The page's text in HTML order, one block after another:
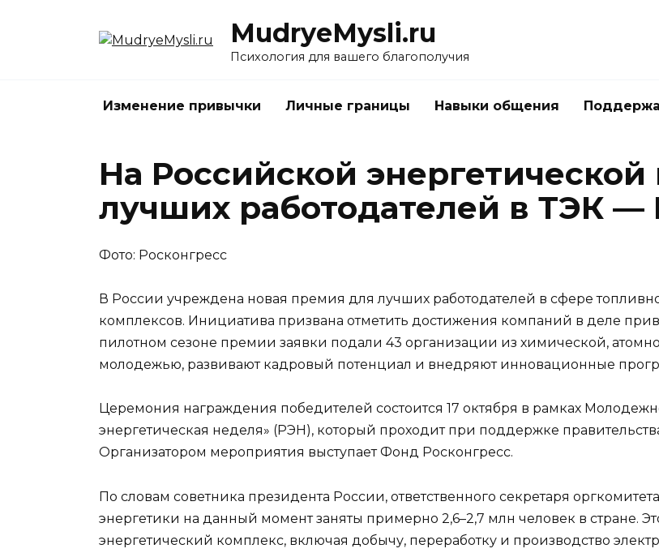
MudryeMysli.ru
Психология для вашего благополучия
Изменение привычки Личные границы Навыки общения
На Российской
лучших работодателей в ТЭК —
Фото: Росконгресс
В России учреждена новая премия для лучших работодателей в сфере
комплексов. Инициатива призвана отметить достижения компаний в деле
пилотном сезоне премии заявки подали 43 организации из химической,
молодежью, развивают кадровый потенциал и внедряют инновационные
Церемония награждения победителей состоится 17 октября в рамках
энергетическая неделя» (РЭН), который проходит при поддержке
Организатором мероприятия выступает Фонд Росконгресс.
По словам советника президента России, ответственного секретаря
энергетики на данный момент заняты примерно 2,6–2,7 млн человек в стране.
энергетический комплекс, включая добычу, переработку и производство